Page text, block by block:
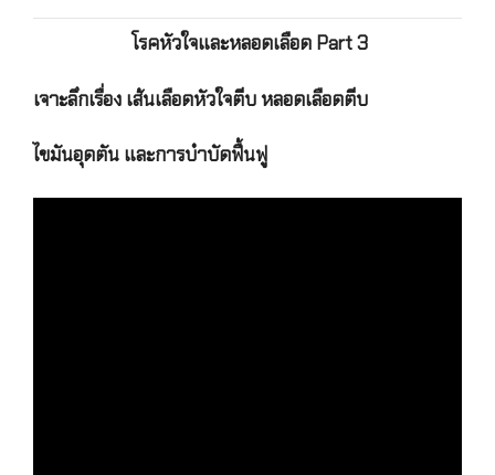
โรคหัวใจและหลอดเลือด Part 3
เจาะลึกเรื่อง เส้นเลือดหัวใจตีบ หลอดเลือดตีบ
ไขมันอุดตัน และการบำบัดฟื้นฟู